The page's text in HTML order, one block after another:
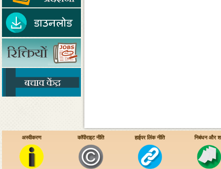
अस्वीकरण कॉपीराइट नीति हाईपर लिंक नीति निबंधन और